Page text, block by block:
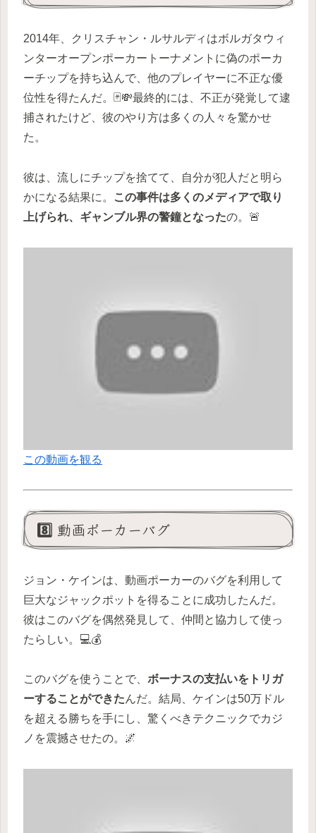
2014年、クリスチャン・ルサルディはボルガタウィ
ンターオープンポーカートーナメントに偽のポーカ
ーチップを持ち込んで、他のプレイヤーに不正な優
位性を得たんだ。🃏💸最終的には、不正が発覚して逮
捕されたけど、彼のやり方は多くの人々を驚かせ
た。
彼は、流しにチップを捨てて、自分が犯人だと明ら
かになる結果に。
この事件は多くのメディアで取り
上げられ、ギャンブル界の警鐘となったの。🚨
この動画を観る
8️⃣ 動画ポーカーバグ
ジョン・ケインは、動画ポーカーのバグを利用して
巨大なジャックポットを得ることに成功したんだ。
彼はこのバグを偶然発見して、仲間と協力して使っ
たらしい。💻💰
このバグを使うことで、 ボーナスの支払いをトリガ
ーすることができたんだ。結局、ケインは50万ドル
を超える勝ちを手にし、驚くべきテクニックでカジ
ノを震撼させたの。🌌